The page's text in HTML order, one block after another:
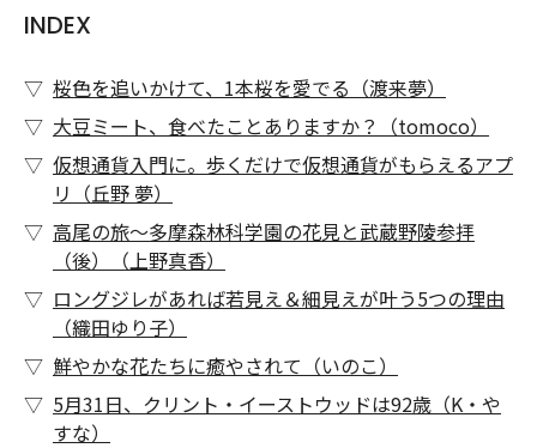
INDEX
桜色を追いかけて、1本桜を愛でる（渡来夢）
大豆ミート、食べたことありますか？（tomoco）
仮想通貨入門に。歩くだけで仮想通貨がもらえるアプ
リ（丘野 夢）
高尾の旅～多摩森林科学園の花見と武蔵野陵参拝
（後）（上野真香）
ロングジレがあれば若見え＆細見えが叶う5つの理由
（織田ゆり子）
鮮やかな花たちに癒やされて（いのこ）
5月31日、クリント・イーストウッドは92歳（K・や
すな）